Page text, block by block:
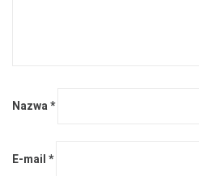
Nazwa*
E-mail *